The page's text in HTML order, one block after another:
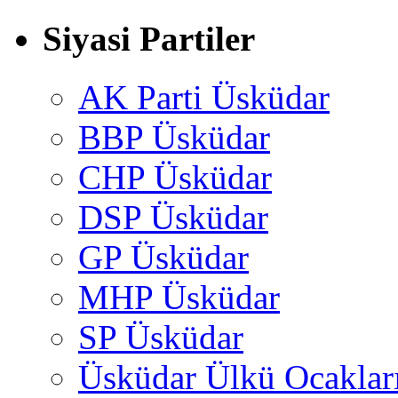
Siyasi Partiler
AK Parti Üsküdar
BBP Üsküdar
CHP Üsküdar
DSP Üsküdar
GP Üsküdar
MHP Üsküdar
SP Üsküdar
Üsküdar Ülkü